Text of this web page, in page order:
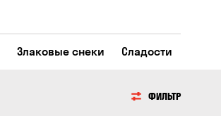
Злаковые снеки Сладости
ФИЛЬТР